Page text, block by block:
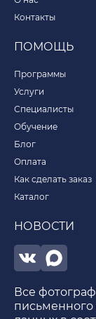
Контакты
ПОМОЩЬ
Программы
Услуги
Специалисты
Обучение
Блог
Оплата
Как сделать заказ
Каталог
НОВОСТИ
Все
письменного